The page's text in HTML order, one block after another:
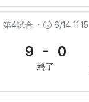
第4試合 · 6/14 11:15
9 - 0
終了